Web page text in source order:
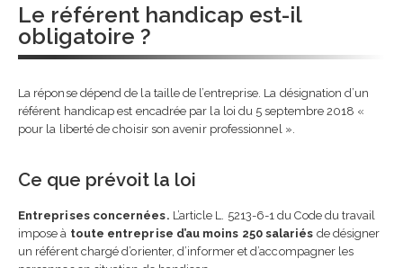
Le référent handicap est-il
obligatoire ?
La réponse dépend de la taille de l’entreprise. La désignation d’un
référent handicap est encadrée par la loi du 5 septembre 2018 «
pour la liberté de choisir son avenir professionnel ».
Ce que prévoit la loi
Entreprises concernées. L’article L. 5213-6-1 du Code du travail
impose à toute entreprise d’au moins 250 salariés de désigner
un référent chargé d’orienter, d’informer et d’accompagner les